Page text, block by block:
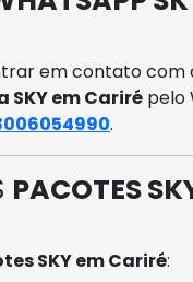
em contato com
SKY em Cariré pelo
.
PACOTES
SKY em Cariré: